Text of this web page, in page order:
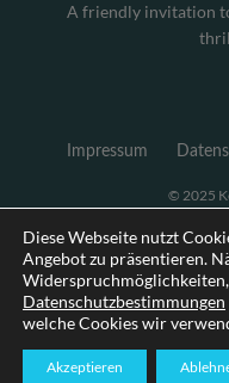
A friendly invitation
Impressum
© 2025
Diese Webseite nutzt
Angebot zu präsentieren.
Datenschutzbestimmungen
welche Cookies wir
Akzeptieren